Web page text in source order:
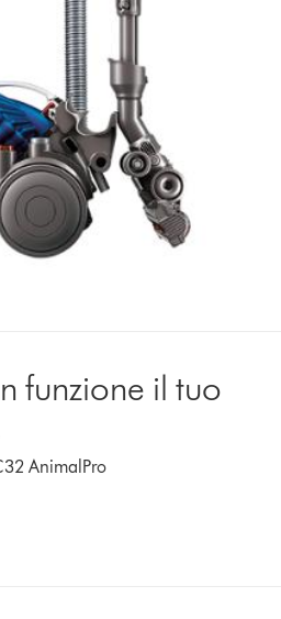
funzione il tuo
AnimalPro